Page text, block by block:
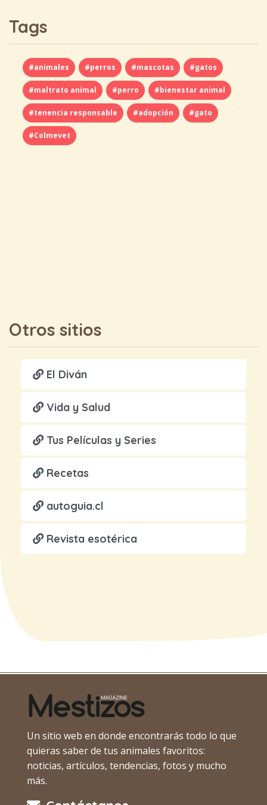
Tags
#animales #perros #mascotas #gatos
#maltrato animal #perro #bienestar animal
#tenencia responsable #adopción #gato
#Colmevet
Otros sitios
El Diván
Vida y Salud
Tus Películas y Series
Recetas
autoguia.cl
Revista esotérica
Un sitio web en donde encontrarás todo lo que
quieras saber de tus animales favoritos:
noticias, artículos, tendencias, fotos y mucho
más.